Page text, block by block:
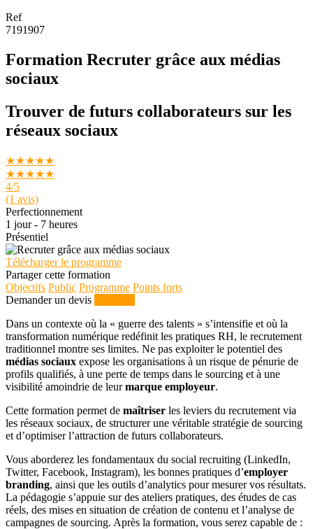
Ref
7191907
Formation Recruter grâce aux médias
sociaux
Trouver de futurs collaborateurs sur les
réseaux sociaux
★★★★★
★★★★★
4/5
(1 avis)
Perfectionnement
1 jour - 7 heures
Présentiel
Télécharger le programme
Partager cette formation
Objectifs Public Programme Points forts
Demander un devis
Dans un contexte où la « guerre des talents » s’intensifie et où la
transformation numérique redéfinit les pratiques RH, le recrutement
traditionnel montre ses limites. Ne pas exploiter le potentiel des
médias sociaux expose les organisations à un risque de pénurie de
profils qualifiés, à une perte de temps dans le sourcing et à une
visibilité amoindrie de leurmarque employeur.
Cette formation permet de maîtriser les leviers du recrutement via
les réseaux sociaux, de structurer une véritable stratégie de sourcing
et d’optimiser l’attraction de futurs collaborateurs.
Vous aborderez les fondamentaux du social recruiting (LinkedIn,
Twitter, Facebook, Instagram), les bonnes pratiques d’employer
branding, ainsi que les outils d’analytics pour mesurer vos résultats.
La pédagogie s’appuie sur des ateliers pratiques, des études de cas
réels, des mises en situation de création de contenu et l’analyse de
campagnes de sourcing. Après la formation, vous serez capable de :